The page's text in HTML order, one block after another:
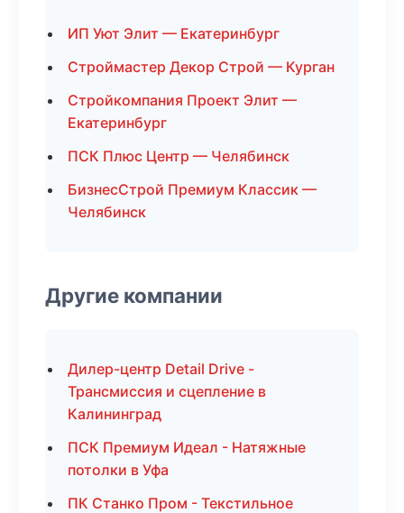
ИП Уют Элит — Екатеринбург
Строймастер Декор Строй — Курган
Стройкомпания Проект Элит —
Екатеринбург
ПСК Плюс Центр — Челябинск
БизнесСтрой Премиум Классик —
Челябинск
Другие компании
Дилер-центр Detail Drive -
Трансмиссия и сцепление в
Калининград
ПСК Премиум Идеал - Натяжные
потолки в Уфа
ПК Станко Пром - Текстильное